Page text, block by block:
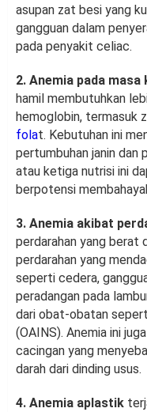
asupan zat besi yang
gangguan dalam
pada penyakit celiac.
2. Anemia pada masa
hamil membutuhkan
hemoglobin, termasuk
folat. Kebutuhan ini
pertumbuhan janin dan
atau ketiga nutrisi ini
berpotensi
3. Anemia akibat
perdarahan yang berat
perdarahan yang
seperti cedera,
peradangan pada
dari obat-obatan
(OAINS). Anemia ini
cacingan yang
darah dari dinding usus.
4. Anemia aplastik